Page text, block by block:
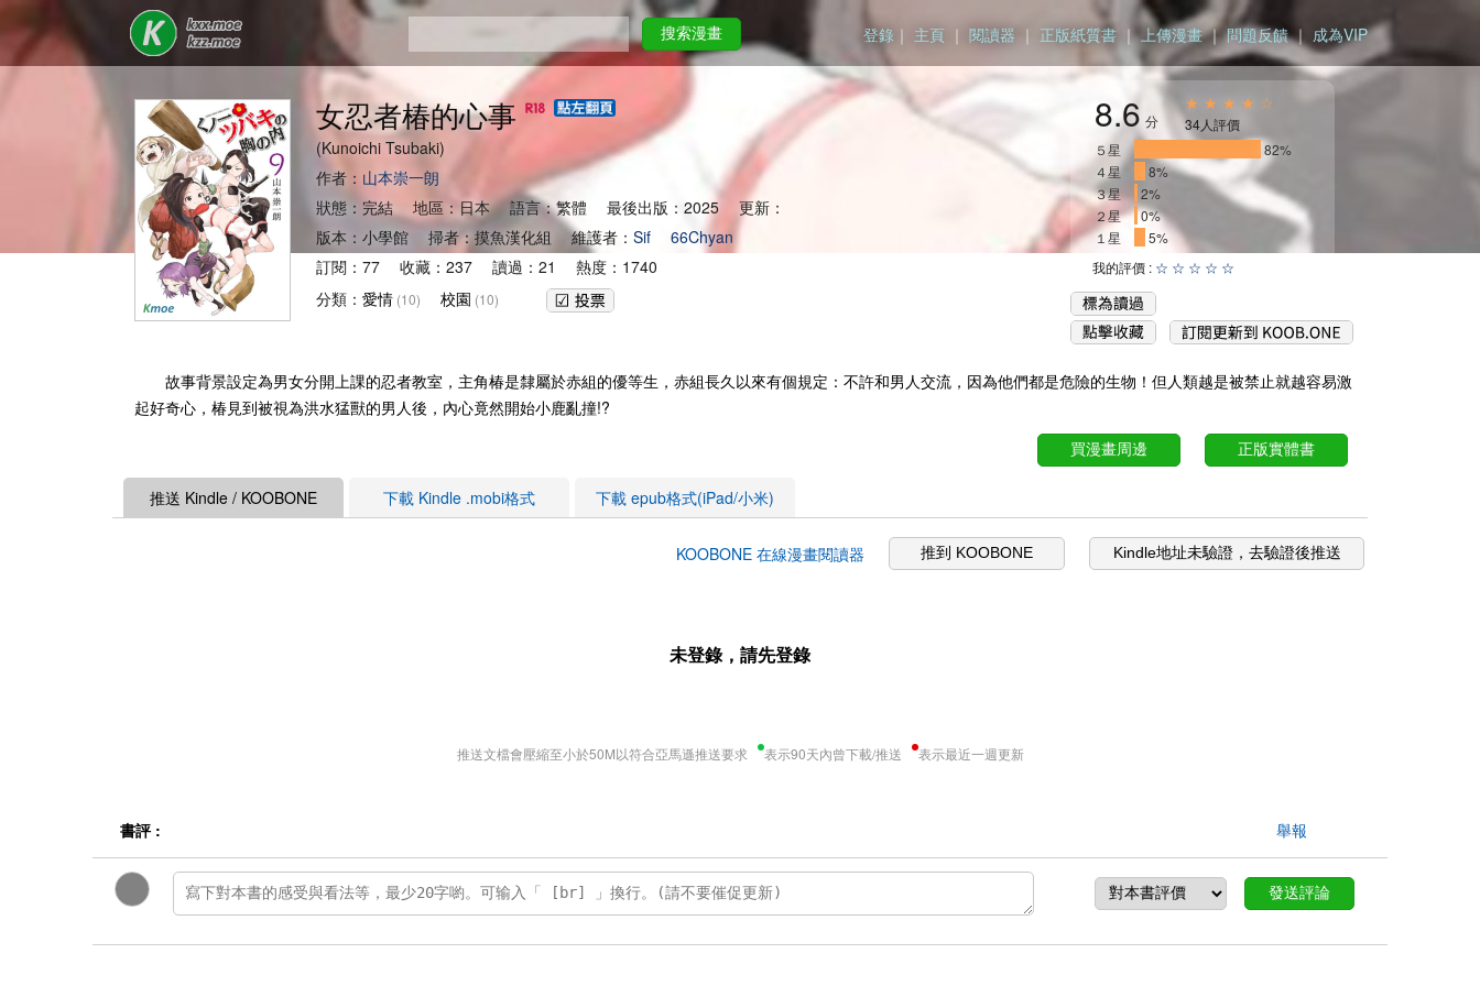
搜索漫畫 登錄 ｜ 主頁 ｜ 閱讀器 ｜ 正版紙質書 ｜上傳漫畫｜問題反饋｜ 成為VIP
女忍者椿的心事
(Kunoichi Tsubaki)
作者： 山本崇一朗
狀態：完結 地區：日本 語言：繁體 最後出版：2025 更新：
版本：小學館 掃者：摸魚漢化組 維護者： Sif
66Chyan
訂閱：77 收藏：237 讀過：21 熱度：1740
分類： 愛情 (10) 校園 (10)
8.6 分
★ ★ ★ ★ ☆
34人評價
５星
82%
４星
8%
３星
2%
２星0%
１星
5%
我的評價 : ☆ ☆ ☆ ☆ ☆
故事背景設定為男女分開上課的忍者教室，主角椿是隸屬於赤組的優等生，赤組長久以來有個規定：不許和男人交流，因為他們都是危險的生物！但人類越是被禁止就越容易激
起好奇心，椿見到被視為洪水猛獸的男人後，內心竟然開始小鹿亂撞!?
買漫畫周邊 正版實體書
推送 Kindle / KOOBONE 下載 Kindle .mobi格式 下載 epub格式(iPad/小米)
KOOBONE 在線漫畫閱讀器 推到 KOOBONE Kindle地址未驗證，去驗證後推送
未登錄，請先登錄
推送文檔會壓縮至小於50M以符合亞馬遜推送要求 表示90天內曾下載/推送 表示最近一週更新
書評 : 舉報
發送評論